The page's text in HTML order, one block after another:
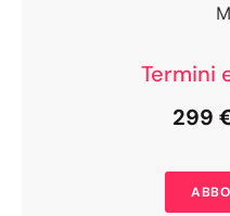
Termini
299